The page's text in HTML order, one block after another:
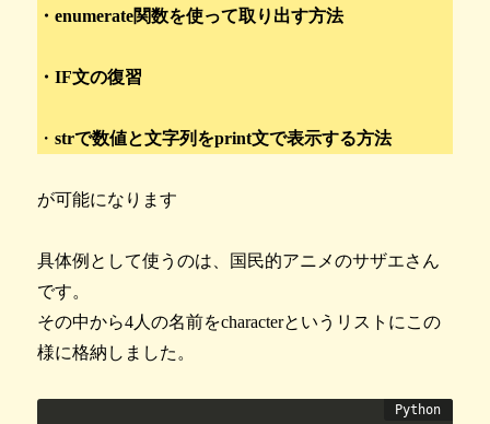
・enumerate関数を使って取り出す方法
・IF文の復習
・strで数値と文字列をprint文で表示する方法
が可能になります
具体例として使うのは、国民的アニメのサザエさん
です。
その中から4人の名前をcharacterというリストにこの
様に格納しました。